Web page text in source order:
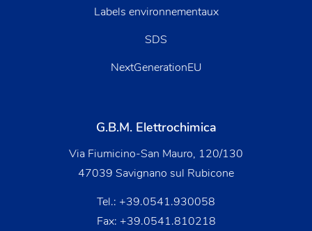
Labels environnementaux
SDS
NextGenerationEU
G.B.M. Elettrochimica
Via Fiumicino-San Mauro, 120/130
47039 Savignano sul Rubicone
Tel.: +39.0541.930058
Fax: +39.0541.810218